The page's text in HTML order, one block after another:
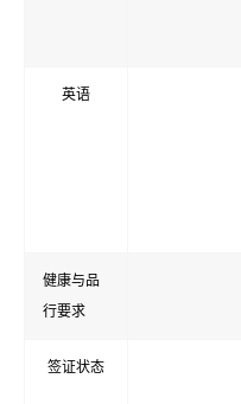
英语
健康与品
行要求
签证状态